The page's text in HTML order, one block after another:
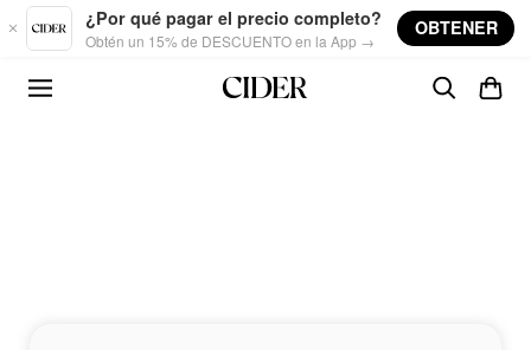
Skip to main content
¿Por qué pagar el precio completo?
Obtén un 15% de DESCUENTO en la App →
OBTENER